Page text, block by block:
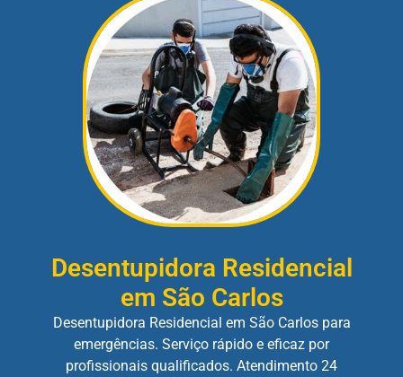
Desentupidora Residencial
em São Carlos
Desentupidora Residencial em São Carlos para
emergências. Serviço rápido e eficaz por
profissionais qualificados. Atendimento 24